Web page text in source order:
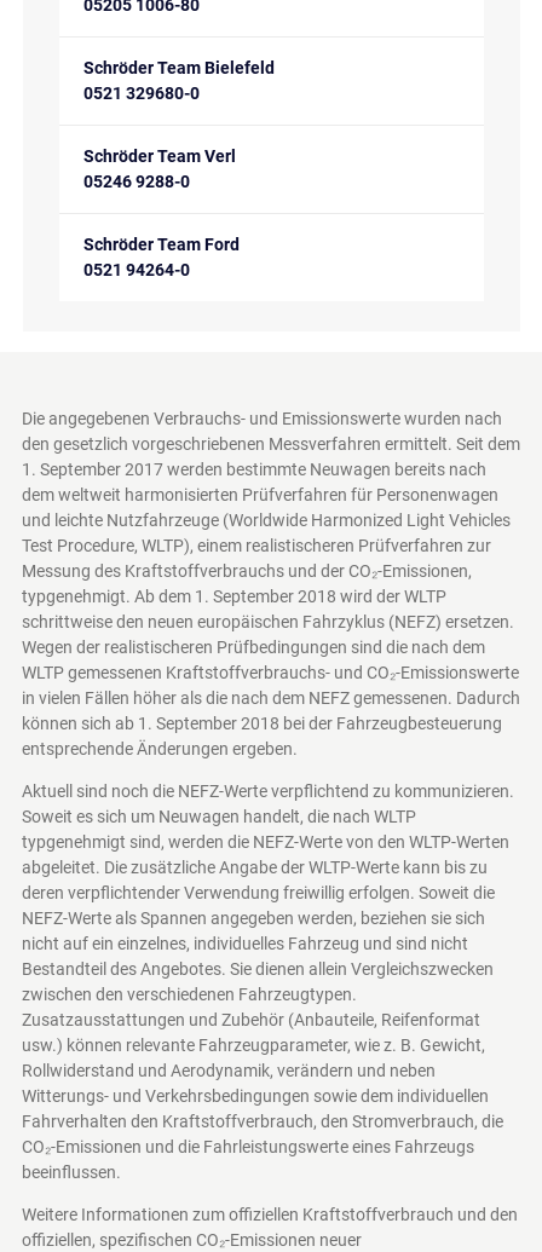
05205 1006-80
Schröder Team Bielefeld
0521 329680-0
Schröder Team Verl
05246 9288-0
Schröder Team Ford
0521 94264-0
Die angegebenen Verbrauchs- und Emissionswerte wurden nach
den gesetzlich vorgeschriebenen Messverfahren ermittelt. Seit dem
1. September 2017 werden bestimmte Neuwagen bereits nach
dem weltweit harmonisierten Prüfverfahren für Personenwagen
und leichte Nutzfahrzeuge (Worldwide Harmonized Light Vehicles
Test Procedure, WLTP), einem realistischeren Prüfverfahren zur
Messung des Kraftstoffverbrauchs und der CO₂-Emissionen,
typgenehmigt. Ab dem 1. September 2018 wird der WLTP
schrittweise den neuen europäischen Fahrzyklus (NEFZ) ersetzen.
Wegen der realistischeren Prüfbedingungen sind die nach dem
WLTP gemessenen Kraftstoffverbrauchs- und CO₂-Emissionswerte
in vielen Fällen höher als die nach dem NEFZ gemessenen. Dadurch
können sich ab 1. September 2018 bei der Fahrzeugbesteuerung
entsprechende Änderungen ergeben.
Aktuell sind noch die NEFZ-Werte verpflichtend zu kommunizieren.
Soweit es sich um Neuwagen handelt, die nach WLTP
typgenehmigt sind, werden die NEFZ-Werte von den WLTP-Werten
abgeleitet. Die zusätzliche Angabe der WLTP-Werte kann bis zu
deren verpflichtender Verwendung freiwillig erfolgen. Soweit die
NEFZ-Werte als Spannen angegeben werden, beziehen sie sich
nicht auf ein einzelnes, individuelles Fahrzeug und sind nicht
Bestandteil des Angebotes. Sie dienen allein Vergleichszwecken
zwischen den verschiedenen Fahrzeugtypen.
Zusatzausstattungen und Zubehör (Anbauteile, Reifenformat
usw.) können relevante Fahrzeugparameter, wie z. B. Gewicht,
Rollwiderstand und Aerodynamik, verändern und neben
Witterungs- und Verkehrsbedingungen sowie dem individuellen
Fahrverhalten den Kraftstoffverbrauch, den Stromverbrauch, die
CO₂-Emissionen und die Fahrleistungswerte eines Fahrzeugs
beeinflussen.
Weitere Informationen zum offiziellen Kraftstoffverbrauch und den
offiziellen, spezifischen CO₂-Emissionen neuer